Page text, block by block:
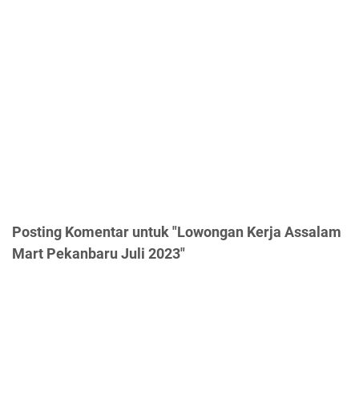
Posting Komentar untuk "Lowongan Kerja Assalam
Mart Pekanbaru Juli 2023"